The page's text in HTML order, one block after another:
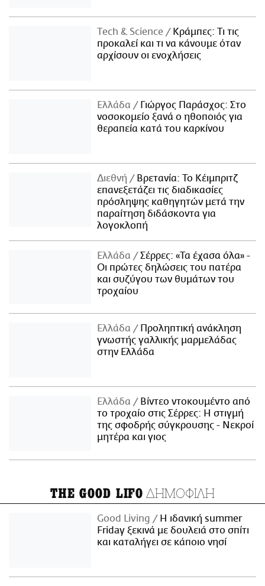
Τech & Science
Κράμπες: Τι τις
προκαλεί και τι να κάνουμε όταν
αρχίσουν οι ενοχλήσεις
Ελλάδα
Γιώργος Παράσχος: Στο
νοσοκομείο ξανά ο ηθοποιός για
θεραπεία κατά του καρκίνου
Διεθνή
Βρετανία: Το Κέιμπριτζ
επανεξετάζει τις διαδικασίες
πρόσληψης καθηγητών μετά την
παραίτηση διδάσκοντα για
λογοκλοπή
Ελλάδα
Σέρρες: «Τα έχασα όλα» -
Οι πρώτες δηλώσεις του πατέρα
και συζύγου των θυμάτων του
τροχαίου
Ελλάδα
Προληπτική ανάκληση
γνωστής γαλλικής μαρμελάδας
στην Ελλάδα
Ελλάδα
Βίντεο ντοκουμέντο από
το τροχαίο στις Σέρρες: Η στιγμή
της σφοδρής σύγκρουσης - Νεκροί
μητέρα και γιος
THE GOOD LIFO ΔΗΜΟΦΙΛΗ
Good Living
Η ιδανική summer
Friday ξεκινά με δουλειά στο σπίτι
και καταλήγει σε κάποιο νησί